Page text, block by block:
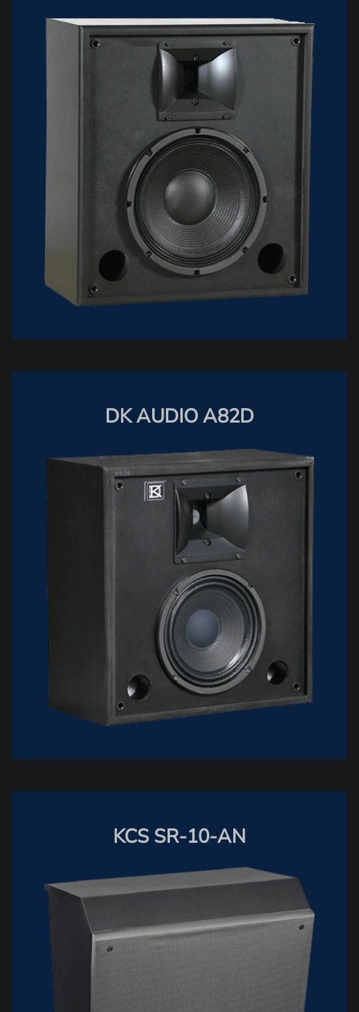
DK AUDIO A82D
KCS SR-10-AN